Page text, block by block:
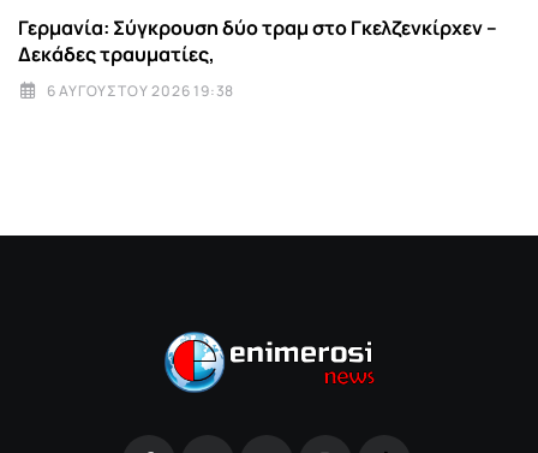
Γερμανία: Σύγκρουση δύο τραμ στο Γκελζενκίρχεν –
Δεκάδες τραυματίες,
6 ΑΥΓΟΎΣΤΟΥ 2026 19:38